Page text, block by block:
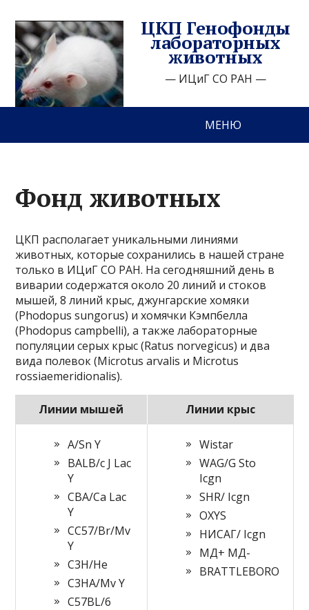
ЦКП Генофонды
лабораторных
животных
— ИЦиГ СО РАН —
МЕНЮ
Фонд животных
ЦКП располагает уникальными линиями
животных, которые сохранились в нашей стране
только в ИЦиГ СО РАН. На сегодняшний день в
виварии содержатся около 20 линий и стоков
мышей, 8 линий крыс, джунгарские хомяки
(Phodopus sungorus) и хомячки Кэмпбелла
(Phodopus campbelli), а также лабораторные
популяции серых крыс (Ratus norvegicus) и два
вида полевок (Microtus arvalis и Microtus
rossiaemeridionalis).
Линии мышей Линии крыс
A/Sn Y
BALB/c J Lac
Y
CBA/Ca Lac
Y
CC57/Br/Mv
Y
C3H/He
C3HA/Mv Y
C57BL/6
Wistar
WAG/G Sto
Icgn
SHR/ Icgn
OXYS
НИСАГ/ Icgn
МД+ МД-
BRATTLEBORO